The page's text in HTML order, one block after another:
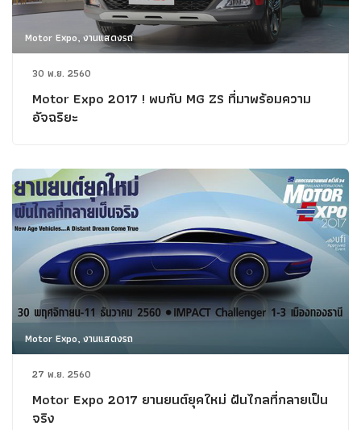
Motor Expo, งานแสดงรถ
30 พ.ย. 2560
Motor Expo 2017 ! พบกับ MG ZS ที่มาพร้อมความ
อัจฉริยะ
Motor Expo, งานแสดงรถ
27 พ.ย. 2560
Motor Expo 2017 ยานยนต์ยุคใหม่ ฝันไกลที่กลายเป็น
จริง